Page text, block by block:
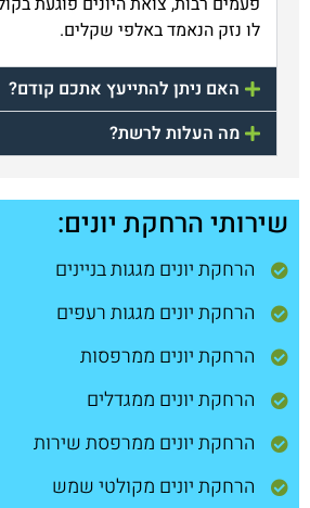
לו נזק הנאמד באלפי שקלים.
האם ניתן להתייעץ אתכם קודם?
מה העלות לרשת?
שירותי הרחקת יונים:
הרחקת יונים מגגות בניינים
הרחקת יונים מגגות רעפים
הרחקת יונים ממרפסות
הרחקת יונים ממגדלים
הרחקת יונים ממרפסת שירות
הרחקת יונים מקולטי שמש